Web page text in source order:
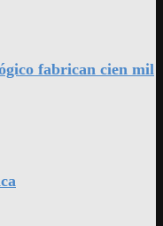
fabrican cien mil